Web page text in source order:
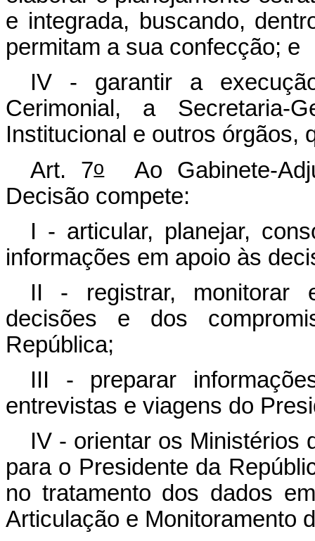
e integrada, buscando,
permitam a sua confecção; e
IV - garantir a
Cerimonial, a Secretaria-
Institucional e outros órgãos,
Art. 7oAo Gabinete-
Decisão compete:
I - articular, planejar,
informações em apoio às
II - registrar, monitorar
decisões e dos
República;
III - preparar
entrevistas e viagens do
IV - orientar os Ministérios
para o Presidente da
no tratamento dos dados
Articulação e Monitoramento